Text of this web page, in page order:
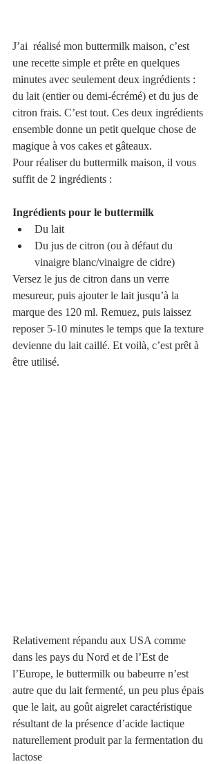
J’ai  réalisé mon buttermilk maison, c’est
une recette simple et prête en quelques
minutes avec seulement deux ingrédients :
du lait (entier ou demi-écrémé) et du jus de
citron frais. C’est tout. Ces deux ingrédients
ensemble donne un petit quelque chose de
magique à vos cakes et gâteaux.
Pour réaliser du buttermilk maison, il vous
suffit de 2 ingrédients :
Ingrédients pour le buttermilk
Du lait
Du jus de citron (ou à défaut du
vinaigre blanc/vinaigre de cidre)
Versez le jus de citron dans un verre
mesureur, puis ajouter le lait jusqu’à la
marque des 120 ml. Remuez, puis laissez
reposer 5-10 minutes le temps que la texture
devienne du lait caillé. Et voilà, c’est prêt à
être utilisé.
Relativement répandu aux USA comme
dans les pays du Nord et de l’Est de
l’Europe, le buttermilk ou babeurre n’est
autre que du lait fermenté, un peu plus épais
que le lait, au goût aigrelet caractéristique
résultant de la présence d’acide lactique
naturellement produit par la fermentation du
lactose